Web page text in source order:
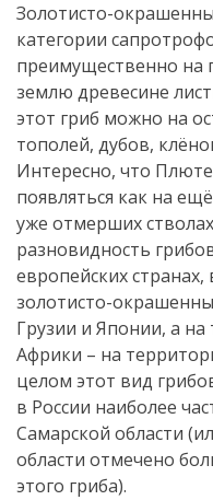
Золотисто-
категории
преимущественно на
землю древесине
этот гриб можно на
тополей, дубов,
Интересно, что
появляться как на
уже отмерших
разновидность
европейских
золотисто-
Грузии и Японии, а
Африки – на
целом этот вид
в России наиболее
Самарской области
области отмечено
этого гриба).